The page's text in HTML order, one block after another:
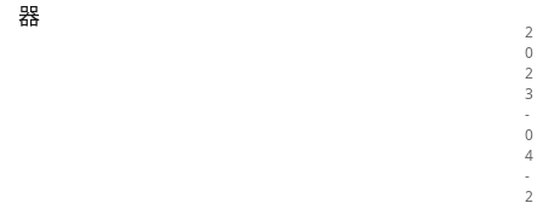
器
2
0
2
3
-
0
4
-
2